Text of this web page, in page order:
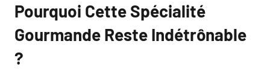
Pourquoi Cette Spécialité
Gourmande Reste Indétrônable
?